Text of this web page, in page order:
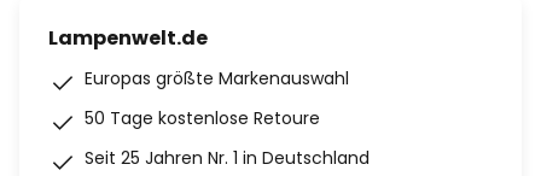
Lampenwelt.de
Europas größte Markenauswahl
50 Tage kostenlose Retoure
Seit 25 Jahren Nr. 1 in Deutschland